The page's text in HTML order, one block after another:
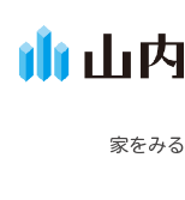
家をみる